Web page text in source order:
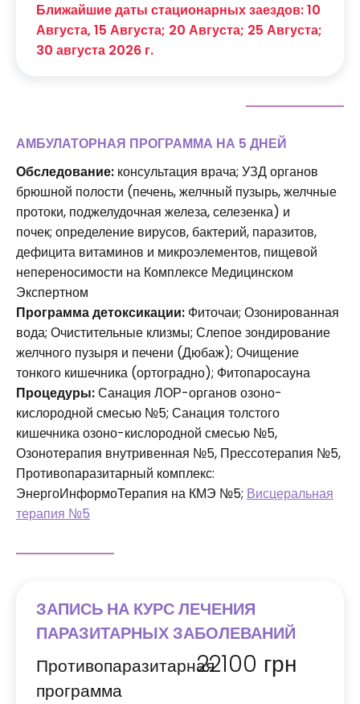
Ближайшие даты стационарных заездов: 10
Августа, 15 Августа; 20 Августа; 25 Августа;
30 августа 2026 г.
АМБУЛАТОРНАЯ ПРОГРАММА НА 5 ДНЕЙ
Обследование: консультация врача; УЗД органов
брюшной полости (печень, желчный пузырь, желчные
протоки, поджелудочная железа, селезенка) и
почек; определение вирусов, бактерий, паразитов,
дефицита витаминов и микроэлементов, пищевой
непереносимости на Комплексе Медицинском
Экспертном
Программа детоксикации: Фиточаи; Озонированная
вода; Очистительные клизмы; Слепое зондирование
желчного пузыря и печени (Дюбаж); Очищение
тонкого кишечника (ортоградно); Фитопаросауна
Процедуры:Санация ЛОР-органов озоно-
кислородной смесью №5; Санация толстого
кишечника озоно-кислородной смесью №5,
Озонотерапия внутривенная №5, Прессотерапия №5,
Противопаразитарный комплекс:
ЭнергоИнформоТерапия на КМЭ №5; Висцеральная
терапия №5
ЗАПИСЬ НА КУРС ЛЕЧЕНИЯ
ПАРАЗИТАРНЫХ ЗАБОЛЕВАНИЙ
Противопаразитарная
программа
22100 грн